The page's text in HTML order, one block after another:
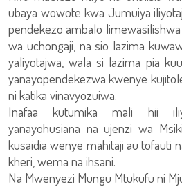
ubaya wowote kwa Jumuiya
pendekezo ambalo
wa uchongaji, na sio lazima
yaliyotajwa, wala si lazima pia
yanayopendekezwa kwenye
ni katika vinavyozuiwa.
Inafaa kutumika mali hii
yanayohusiana na ujenzi wa
kusaidia wenye mahitaji au tofauti
kheri, wema na ihsani.
Na Mwenyezi Mungu Mtukufu ni